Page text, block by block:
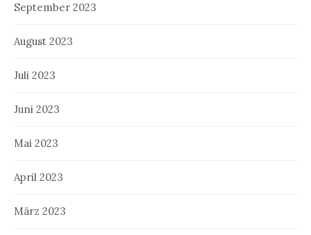
September 2023
August 2023
Juli 2023
Juni 2023
Mai 2023
April 2023
März 2023